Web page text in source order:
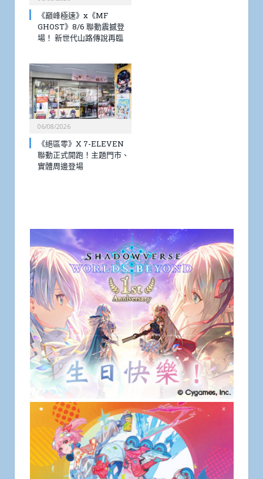
《巔峰極速》x《MF
GHOST》8/6 聯動震撼登
場！ 新世代山路傳說再臨
06/08/2026
《絕區零》X 7-ELEVEN
聯動正式開跑！主題門市、
實體周邊登場